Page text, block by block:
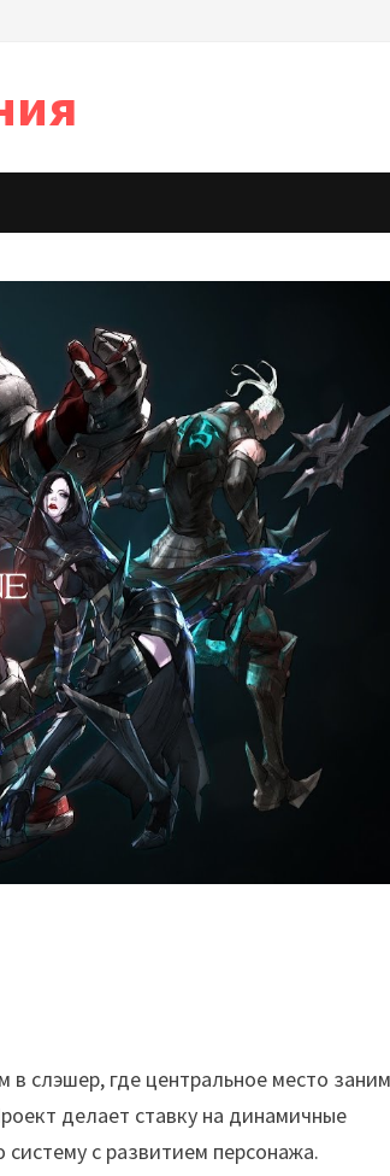
в слэшер, где центральное место
делает ставку на динамичные
с развитием персонажа.